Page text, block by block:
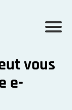
vous
e-